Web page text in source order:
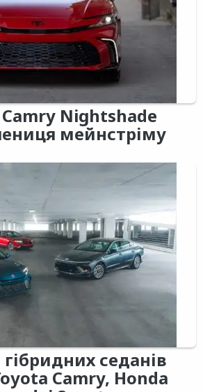
Nightshade
мейнстріму
седанів
Camry, Honda